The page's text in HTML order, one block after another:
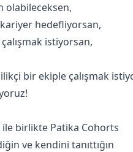
olabileceksen,
kariyer hedefliyorsan,
istiyorsan,
bir ekiple çalışmak
birlikte Patika Cohorts
ve kendini tanıttığın